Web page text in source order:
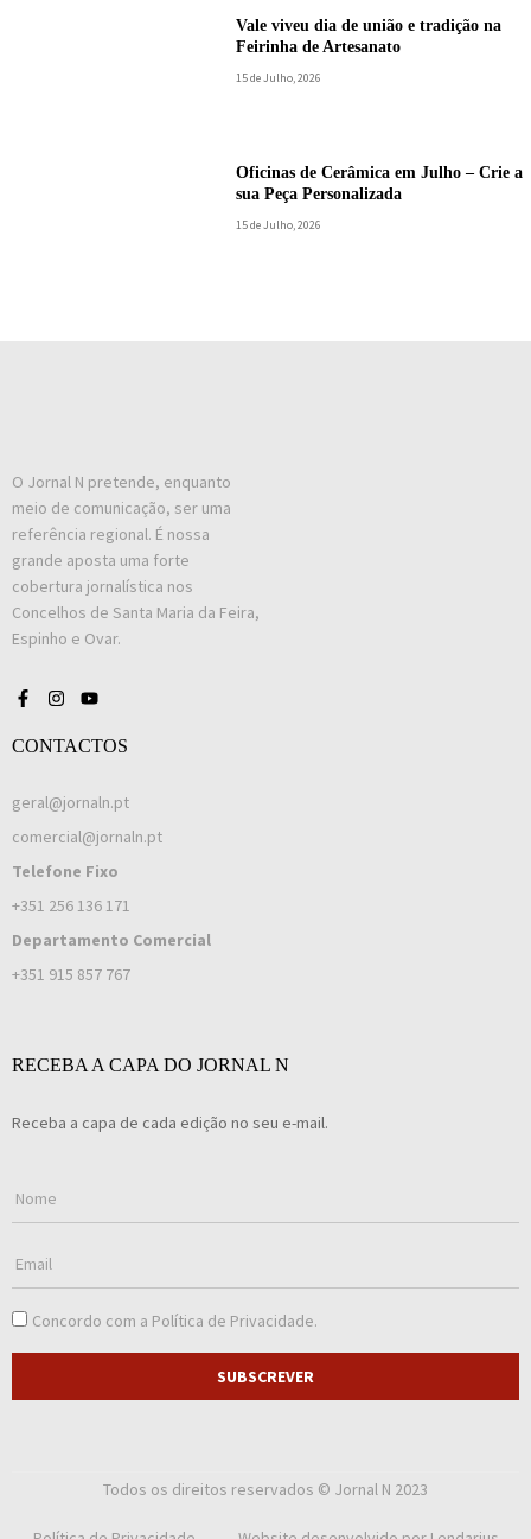
Vale viveu dia de união e tradição na
Feirinha de Artesanato
15 de Julho, 2026
Oficinas de Cerâmica em Julho – Crie a
sua Peça Personalizada
15 de Julho, 2026
O Jornal N pretende, enquanto
meio de comunicação, ser uma
referência regional. É nossa
grande aposta uma forte
cobertura jornalística nos
Concelhos de Santa Maria da Feira,
Espinho e Ovar.
CONTACTOS
geral@jornaln.pt
comercial@jornaln.pt
Telefone Fixo
+351 256 136 171
Departamento Comercial
+351 915 857 767
RECEBA A CAPA DO JORNAL N
Receba a capa de cada edição no seu e-mail.
Concordo com a Política de Privacidade.
SUBSCREVER
Todos os direitos reservados © Jornal N 2023